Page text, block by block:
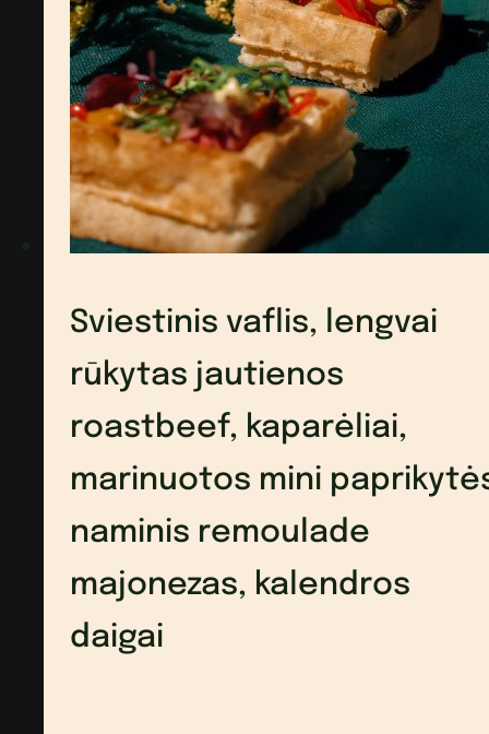
ir
burokėlių
kremas,
upėtakio
ikrai
Sviestinis vaflis, lengvai
rūkytas jautienos
roastbeef, kaparėliai,
marinuotos mini
naminis remoulade
majonezas, kalendros
daigai